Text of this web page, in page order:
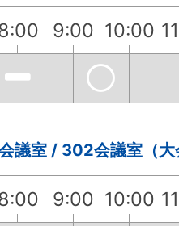
9:00 10:00
議室 / 302会議室（大
9:00 10:00